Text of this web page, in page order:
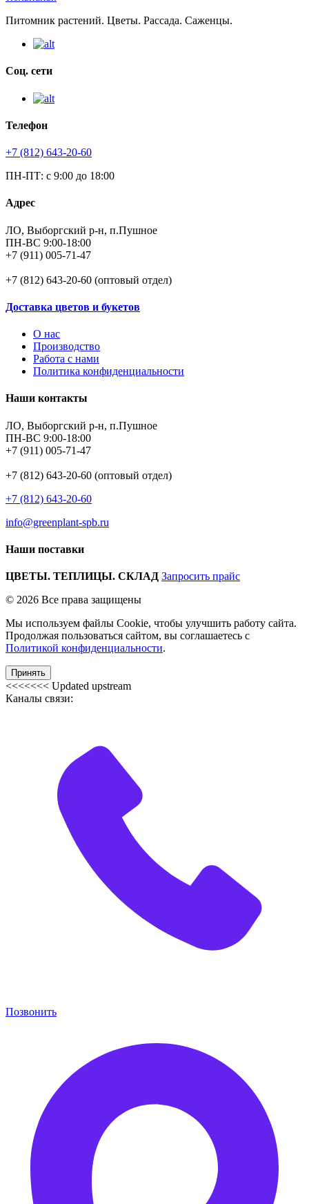
Питомник растений. Цветы. Рассада. Саженцы.
Соц. сети
Телефон
+7 (812) 643-20-60
ПН-ПТ: с 9:00 до 18:00
Адрес
ЛО, Выборгский р-н, п.Пушное
ПН-ВС 9:00-18:00
+7 (911) 005-71-47
+7 (812) 643-20-60 (оптовый отдел)
Доставка цветов и букетов
О нас
Производство
Работа с нами
Политика конфиденциальности
Наши контакты
ЛО, Выборгский р-н, п.Пушное
ПН-ВС 9:00-18:00
+7 (911) 005-71-47
+7 (812) 643-20-60 (оптовый отдел)
+7 (812) 643-20-60
info@greenplant-spb.ru
Наши поставки
ЦВЕТЫ. ТЕПЛИЦЫ. СКЛАД Запросить прайс
© 2026 Все права защищены
Мы используем файлы Cookie, чтобы улучшить работу сайта.
Продолжая пользоваться сайтом, вы соглашаетесь с
Политикой конфиденциальности.
Принять
<<<<<<< Updated upstream
Каналы связи:
Позвонить